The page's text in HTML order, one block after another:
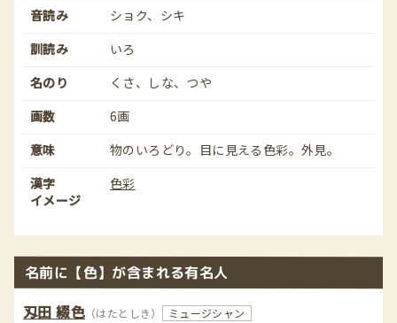
音読み
ショク、シキ
訓読み
いろ
名のり
くさ、しな、つや
画数
6画
意味
物のいろどり。目に見える色彩。外見。
漢字
イメージ
色彩
名前に【色】が含まれる有名人
刄田 綴色 （はたとしき） ミュージシャン